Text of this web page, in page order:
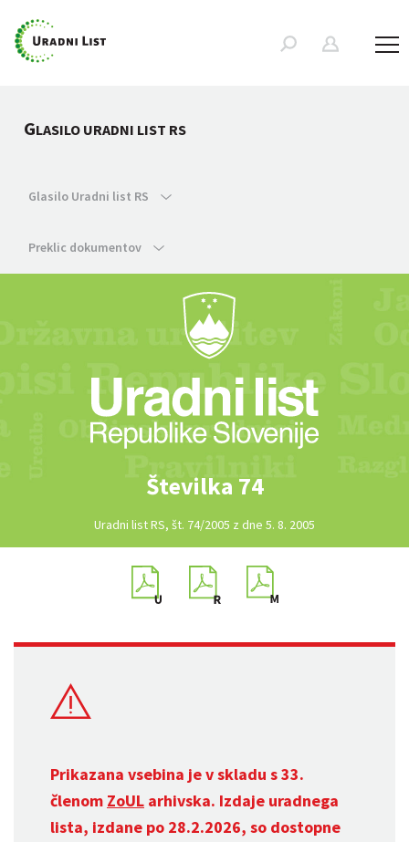
GLASILO URADNI LIST RS
Glasilo Uradni list RS
Preklic dokumentov
Številka 74
Uradni list RS, št. 74/2005 z dne 5. 8. 2005
Prikazana vsebina je v skladu s 33.
členom ZoUL arhivska. Izdaje uradnega
lista, izdane po 28.2.2026, so dostopne